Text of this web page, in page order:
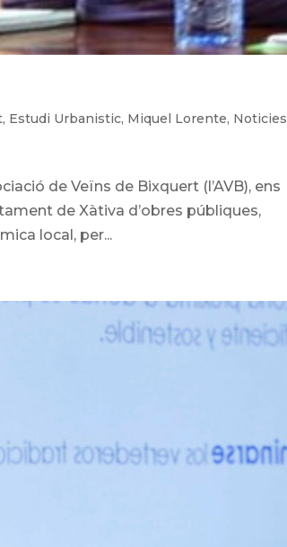
, Estudi Urbanistic, Miquel Lorente, Noticies
de Veïns de Bixquert (l’AVB), ens
de Xàtiva d’obres públiques,
local, per...